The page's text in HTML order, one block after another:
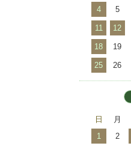
4 5
11 12
18 19
25 26
日 月
1
2